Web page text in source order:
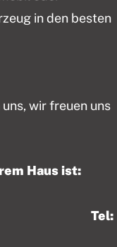
in den besten
wir freuen uns
Haus ist: